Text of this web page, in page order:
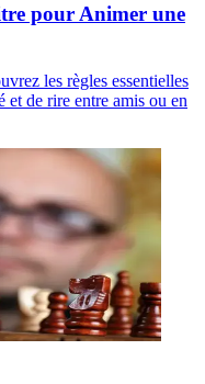
pour Animer une
les règles essentielles
de rire entre amis ou en